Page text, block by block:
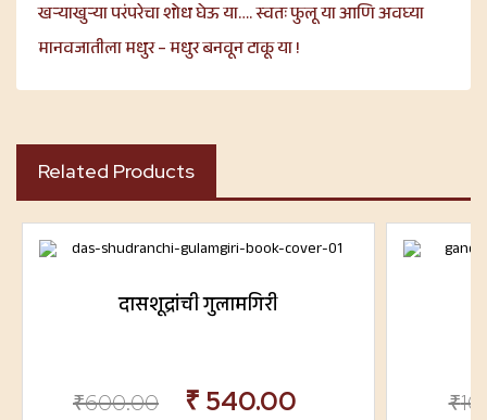
खऱ्याखुऱ्या परंपरेचा शोध घेऊ या…. स्वतः फुलू या आणि अवघ्या
मानवजातीला मधुर – मधुर बनवून टाकू या !
Related Products
दासशूद्रांची गुलामगिरी
₹600.00 ₹ 540.00 ₹